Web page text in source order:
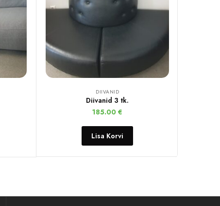
DIIVANID
Diivanid 3 tk.
185.00 €
Lisa Korvi